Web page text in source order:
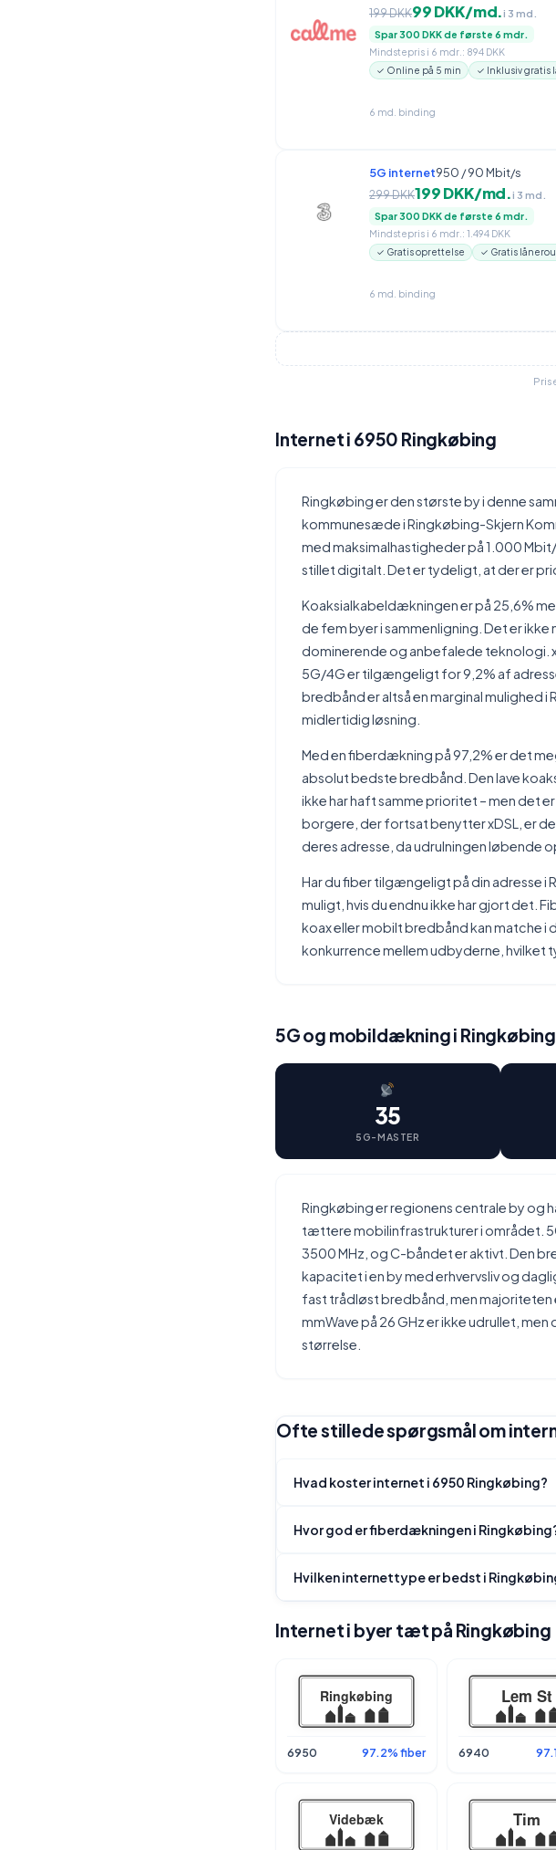
199 DKK99 DKK/md.i 3 md.
Spar 300 DKK de første 6 mdr.
Mindstepris i 6 mdr.: 894 DKK
✓ Online på 5 min ✓ Inklusiv gratis
6 md. binding
5G internet950 / 90 Mbit/s
299 DKK199 DKK/md.i 3 md.
Spar 300 DKK de første 6 mdr.
Mindstepris i 6 mdr.: 1.494 DKK
✓ Gratis oprettelse ✓ Gratis
6 md. binding
Internet i 6950 Ringkøbing
Ringkøbing er den største by i denne
kommunesæde i Ringkøbing-Skjern
med maksimalhastigheder på 1.000
stillet digitalt. Det er tydeligt, at der er
Koaksialkabeldækningen er på 25,6%
de fem byer i sammenligning. Det er
dominerende og anbefalede teknologi.
5G/4G er tilgængeligt for 9,2% af
bredbånd er altså en marginal mulighed
midlertidig løsning.
Med en fiberdækning på 97,2% er det
absolut bedste bredbånd. Den lave
ikke har haft samme prioritet – men det
borgere, der fortsat benytter xDSL, er
deres adresse, da udrulningen løbende
Har du fiber tilgængeligt på din adresse i
muligt, hvis du endnu ikke har gjort det.
koax eller mobilt bredbånd kan matche i
konkurrence mellem udbyderne, hvilket
5G og mobildækning i Ringkøbing
35
5G-MASTER
Ringkøbing er regionens centrale by og
tættere mobilinfrastrukturer i området.
3500 MHz, og C-båndet er aktivt. Den
kapacitet i en by med erhvervsliv og
fast trådløst bredbånd, men
mmWave på 26 GHz er ikke udrullet,
størrelse.
Ofte stillede spørgsmål om
Hvad koster internet i 6950 Ringkøbing?
Hvor god er fiberdækningen i
Hvilken internettype er bedst i
Internet i byer tæt på Ringkøbing
6950 97.2% fiber 6940